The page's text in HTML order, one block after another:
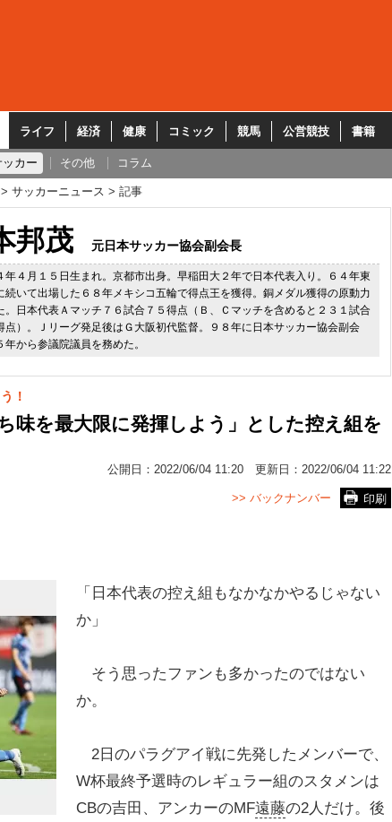
ライフ 経済 健康 コミック 競馬 公営競技 書籍
ッカー その他 コラム
サッカーニュース 記事
邦茂 元日本サッカー協会副会長
年４月１５日生まれ。京都市出身。早稲田大２年で日本代表入り。６４年東
続いて出場した６８年メキシコ五輪で得点王を獲得。銅メダル獲得の原動力
。日本代表Ａマッチ７６試合７５得点（Ｂ、Ｃマッチを含めると２３１試合
点）。Ｊリーグ発足後はＧ大阪初代監督。９８年に日本サッカー協会副会
年から参議院議員を務めた。
！
味を最大限に発揮しよう」とした控え組を
公開日： 2022/06/04 11:20 更新日： 2022/06/04 11:22
印刷
>> バックナンバー
「日本代表の控え組もなかなかやるじゃない
か」
そう思ったファンも多かったのではない
か。
2日のパラグアイ戦に先発したメンバーで、
W杯最終予選時のレギュラー組のスタメンは
CBの吉田、アンカーのMF遠藤の2人だけ。後